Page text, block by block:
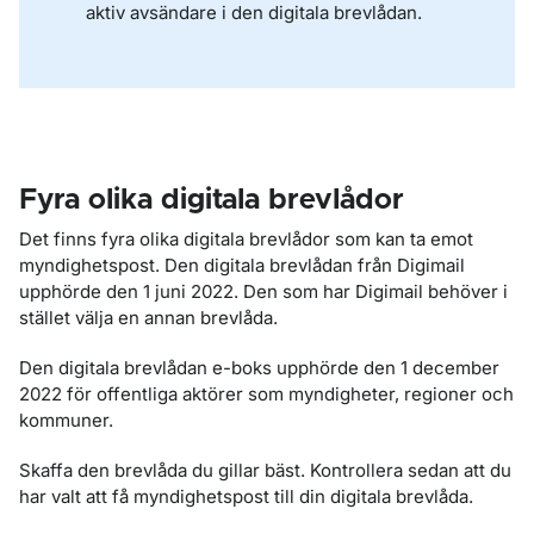
aktiv avsändare i den digitala brevlådan.
Fyra olika digitala brevlådor
Det finns fyra olika digitala brevlådor som kan ta emot
myndighetspost. Den digitala brevlådan från Digimail
upphörde den 1 juni 2022. Den som har Digimail behöver i
stället välja en annan brevlåda.
Den digitala brevlådan e-boks upphörde den 1 december
2022 för offentliga aktörer som myndigheter, regioner och
kommuner.
Skaffa den brevlåda du gillar bäst. Kontrollera sedan att du
har valt att få myndighetspost till din digitala brevlåda.